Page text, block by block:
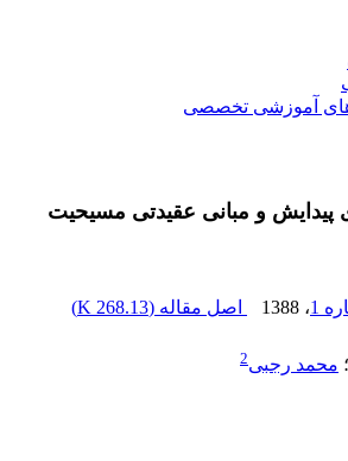
آموزشی تخصصی
پیدایش و مبانی عقیدتی مسیحیت
، 1388 اصل مقاله (268.13 K
)
؛ محمد رجبی2